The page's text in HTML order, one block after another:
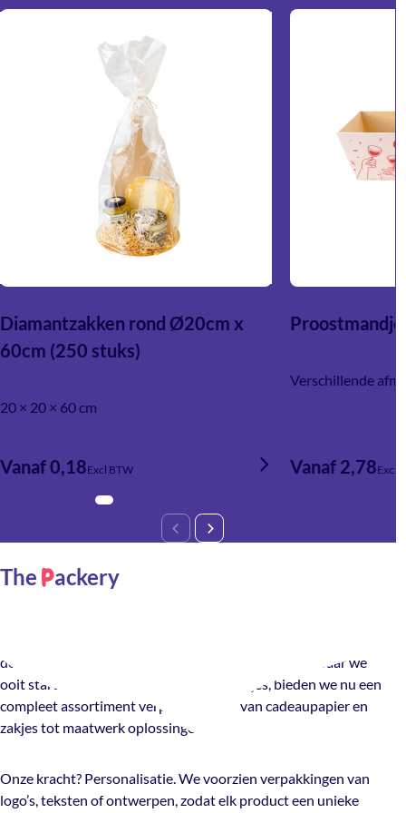
Diamantzakken rond Ø20cm x
60cm (250 stuks)
20 × 20 × 60 cm
Vanaf 0,18Excl BTW
Verschillende
Vanaf 2,78Excl
The Packery
dé plek voor verpakken, presenteren en verrassen. Waar we
ooit startten met houten kisten en mandjes, bieden we nu een
compleet assortiment verpakkingen — van cadeaupapier en
zakjes tot maatwerk oplossingen.
Onze kracht? Personalisatie. We voorzien verpakkingen van
logo’s, teksten of ontwerpen, zodat elk product een unieke